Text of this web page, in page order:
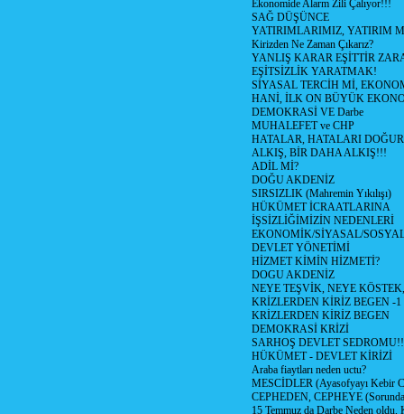
Ekonomide Alarm Zili Çalıyor!!!
SAĞ DÜŞÜNCE
YATIRIMLARIMIZ, YATIRIM
Kirizden Ne Zaman Çıkarız?
YANLIŞ KARAR EŞİTTİR
EŞİTSİZLİK YARATMAK!
SİYASAL TERCİH Mİ,
HANİ, İLK ON BÜYÜK
DEMOKRASİ VE Darbe
MUHALEFET ve CHP
HATALAR, HATALARI
ALKIŞ, BİR DAHA ALKIŞ!!!
ADİL Mİ?
DOĞU AKDENİZ
SIRSIZLIK (Mahremin Yıkılışı)
HÜKÜMET İCRAATLARINA
İŞSİZLİĞİMİZİN NEDENLERİ
EKONOMİK/SİYASAL/
DEVLET YÖNETİMİ
HİZMET KİMİN HİZMETİ?
DOGU AKDENİZ
NEYE TEŞVİK, NEYE
KRİZLERDEN KİRİZ BEGEN -1
KRİZLERDEN KİRİZ BEGEN
DEMOKRASİ KRİZİ
SARHOŞ DEVLET SEDROMU!!
HÜKÜMET - DEVLET KİRİZİ
Araba fiaytları neden uctu?
MESCİDLER (Ayasofyayı Kebir
CEPHEDEN, CEPHEYE
15 Temmuz da Darbe Neden oldu,